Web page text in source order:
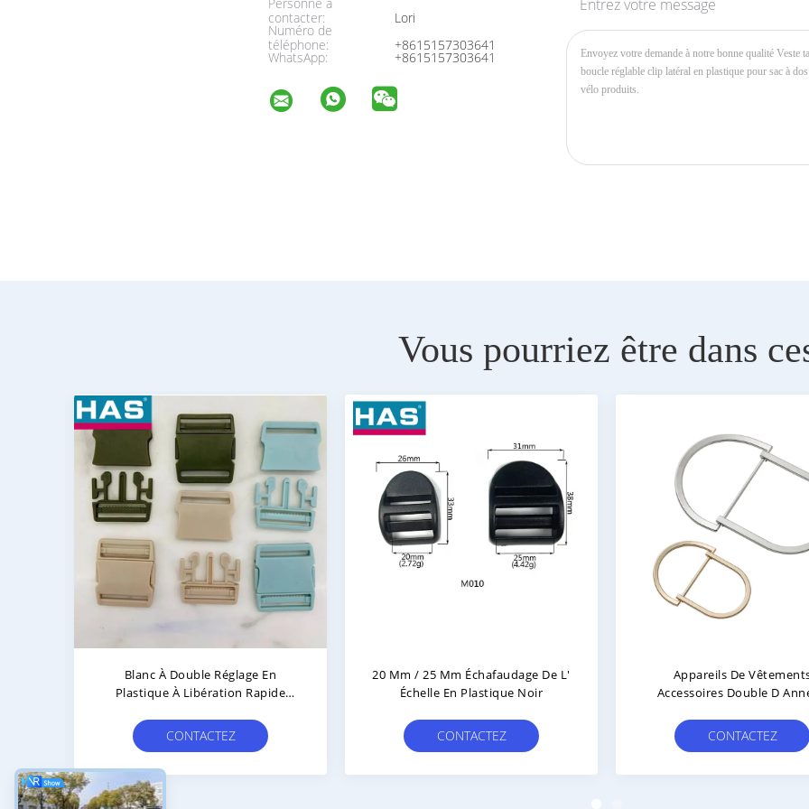
contacter:
Lori
Numéro de
téléphone:
+8615157303641
WhatsApp: +8615157303641
Entrez votre message
Vous pourriez être dans
Blanc À Double Réglage En
Plastique À Libération Rapide
Chaussures Sacs À Dos
CONTACTEZ
20 Mm / 25 Mm Échafaudage De L'
Échelle En Plastique Noir
CONTACTEZ
Appareils De
Accessoires Double D
Sacs De Vêtements
CONTACTEZ